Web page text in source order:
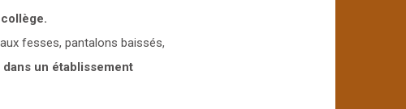
fesses, pantalons baissés,
un établissement